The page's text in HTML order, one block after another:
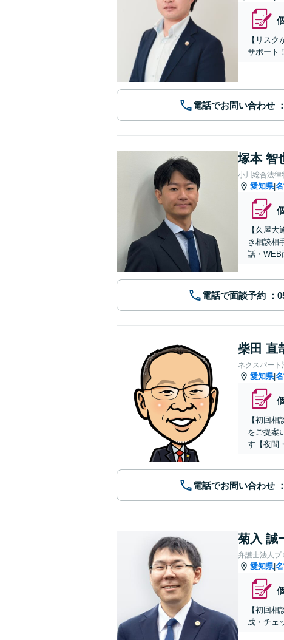
【リス
サポート
電話でお問い合わせ
塚本 智
小川総合法律
愛知県|
【久屋
き相談相
話・WEB
電話で面談予約
柴田 直
ネクスパート
愛知県|
【初回
をご提案
す【夜間
電話でお問い合わせ
菊入 誠
弁護士法人プ
愛知県|
【初回
成・チェ